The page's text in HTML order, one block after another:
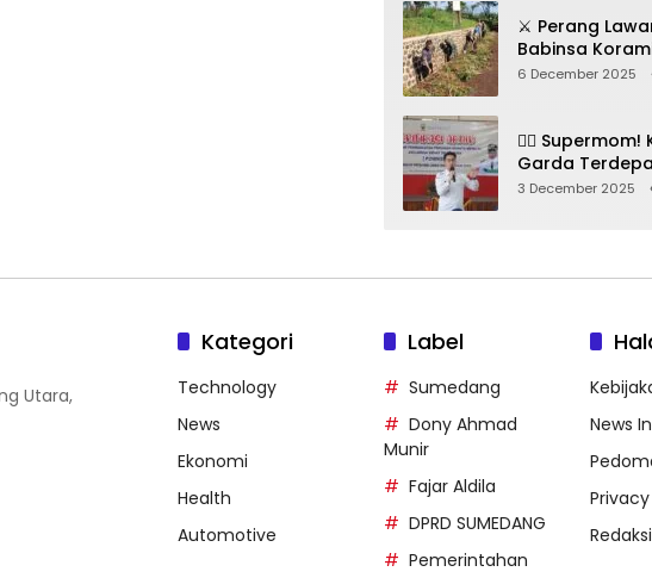
⚔️ Perang
Babinsa
Tanjungsari
6 December 2025
🦸‍♀️ Supermom!
Garda
Generasi
3 December 2025
Utara,
Kategori
Technology
News
Ekonomi
Health
Automotive
Label
Sumedang
Dony Ahmad
Munir
Fajar Aldila
DPRD SUMEDANG
Pemerintahan
News
Redaksi